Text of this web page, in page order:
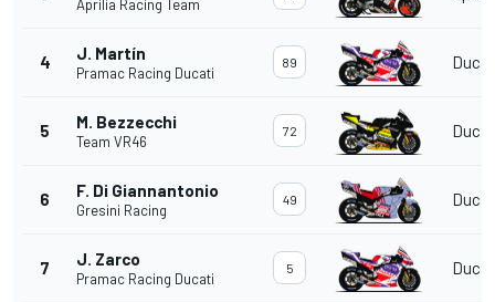
Aprilia Racing Team
4 J. Martín
Pramac Racing Ducati
89
5 M. Bezzecchi
Team VR46
72
6 F. Di Giannantonio
Gresini Racing
49
7 J. Zarco
Pramac Racing Ducati
5